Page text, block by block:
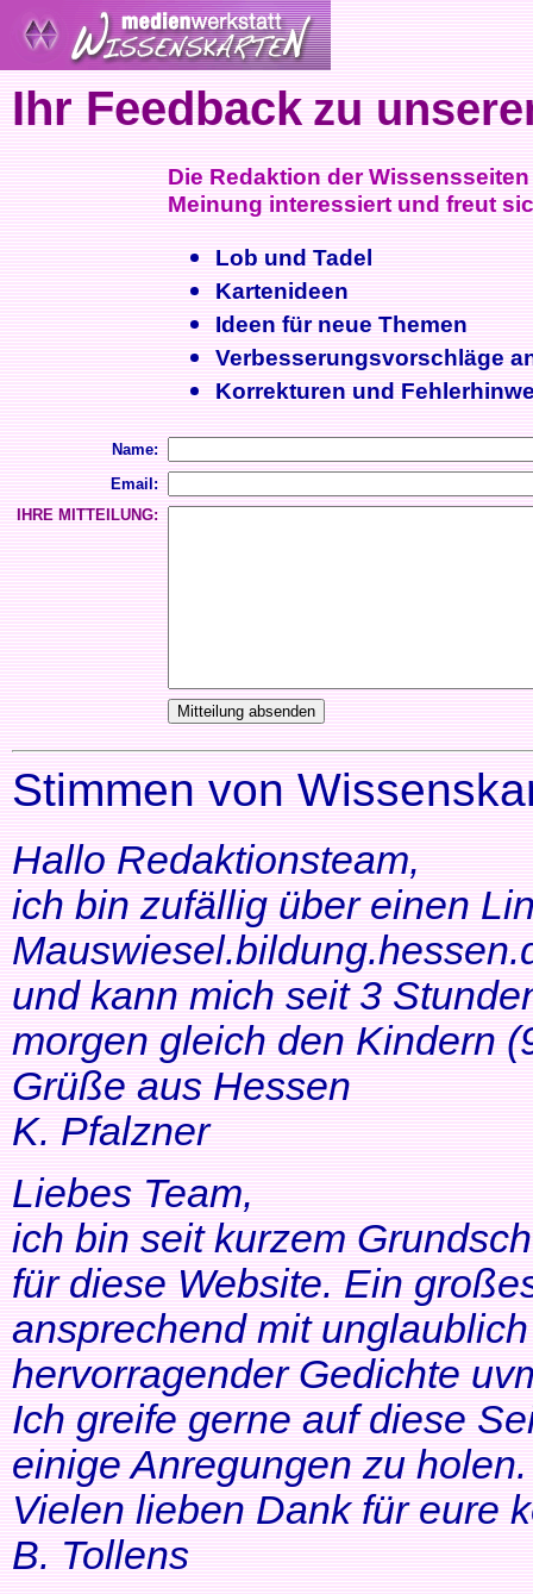
Ihr Feedback zu
Die Redaktion der
Meinung interessiert und freut
Lob und Tadel
Kartenideen
Ideen für neue Themen
Verbesserungsvorschläge
Korrekturen und
Name:
Email:
IHRE MITTEILUNG:
Stimmen von
Hallo Redaktionsteam,
ich bin zufällig über einen
und kann mich seit 3
morgen gleich den Kindern
Grüße aus Hessen
K. Pfalzner
Liebes Team,
ich bin seit kurzem
für diese Website. Ein
ansprechend mit
hervorragender Gedichte
Ich greife gerne auf diese
einige Anregungen zu
Vielen lieben Dank für eure
B. Tollens